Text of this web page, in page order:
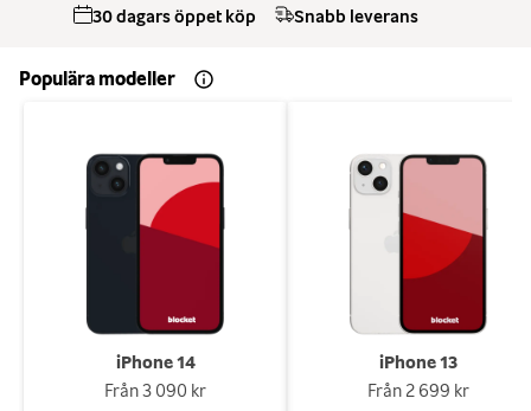
30 dagars öppet köp Snabb leverans
Populära modeller
iPhone 14
Från3 090 kr
iPhone 13
Från 2 699 kr